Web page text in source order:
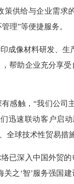
供给与企业需求
理”等便捷服务。
像材料研发、生
帮助企业充分享
触，“我们公司
迅速联动客户启
全球技术性贸易措
深入中国外贸的
之‘智’服务强国